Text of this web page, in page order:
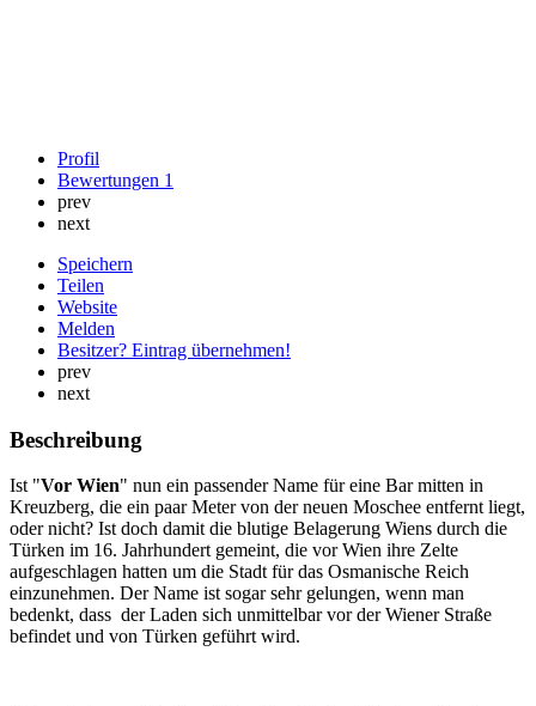
Profil
Bewertungen 1
prev
next
Speichern
Teilen
Website
Melden
Besitzer? Eintrag übernehmen!
prev
next
Beschreibung
Ist "Vor Wien" nun ein passender Name für eine Bar mitten in
Kreuzberg, die ein paar Meter von der neuen Moschee entfernt liegt,
oder nicht? Ist doch damit die blutige Belagerung Wiens durch die
Türken im 16. Jahrhundert gemeint, die vor Wien ihre Zelte
aufgeschlagen hatten um die Stadt für das Osmanische Reich
einzunehmen. Der Name ist sogar sehr gelungen, wenn man
bedenkt, dass der Laden sich unmittelbar vor der Wiener Straße
befindet und von Türken geführt wird.